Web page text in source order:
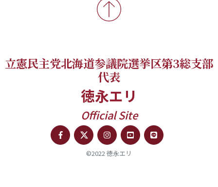
立憲民主党北海道参議院選挙区第3総支部
代表
徳永エリ
Official Site
©2022 徳永エリ